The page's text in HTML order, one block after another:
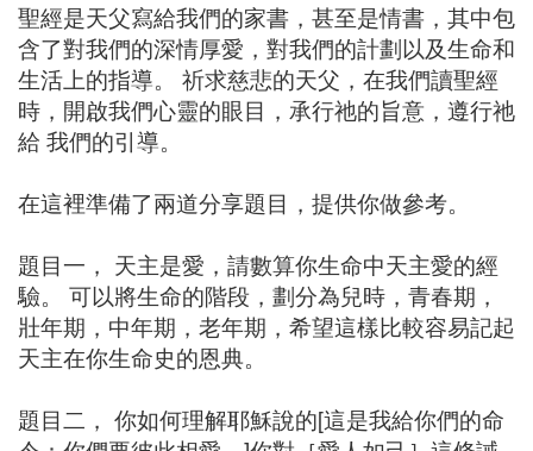
聖經是天父寫給我們的家書，甚至是情書，其中包
含了對我們的深情厚愛，對我們的計劃以及生命和
生活上的指導。 祈求慈悲的天父，在我們讀聖經
時，開啟我們心靈的眼目，承行祂的旨意，遵行祂
給 我們的引導。
在這裡準備了兩道分享題目，提供你做參考。
題目一， 天主是愛，請數算你生命中天主愛的經
驗。 可以將生命的階段，劃分為兒時，青春期，
壯年期，中年期，老年期，希望這樣比較容易記起
天主在你生命史的恩典。
題目二， 你如何理解耶穌說的[這是我給你們的命